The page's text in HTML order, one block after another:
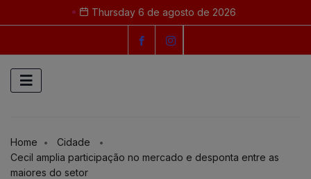
Thursday 6 de agosto de 2026
Home
Cidade
Cecil amplia participação no mercado e desponta entre as
maiores do setor